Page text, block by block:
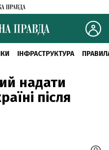
ІНФРАСТРУКТУРА
надати
після